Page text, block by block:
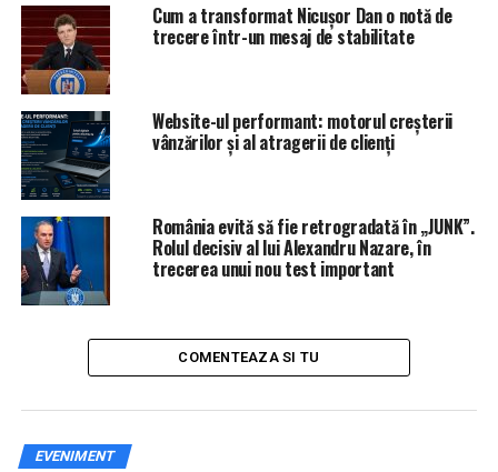
Cum a transformat Nicușor Dan o notă de
trecere într-un mesaj de stabilitate
Website-ul performant: motorul creșterii
vânzărilor și al atragerii de clienți
România evită să fie retrogradată în „JUNK”.
Rolul decisiv al lui Alexandru Nazare, în
trecerea unui nou test important
COMENTEAZA SI TU
EVENIMENT